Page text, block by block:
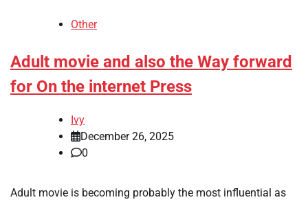
Other
Adult movie and also the Way forward
for On the internet Press
Ivy
December 26, 2025
0
Adult movie is becoming probably the most influential as